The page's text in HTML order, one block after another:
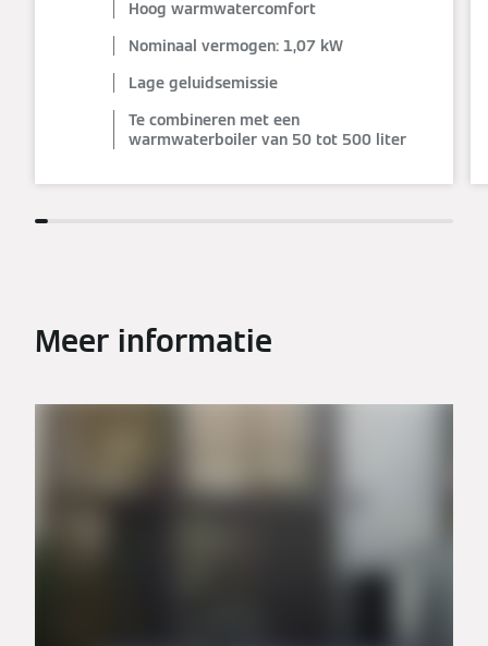
Hoog warmwatercomfort
Nominaal vermogen: 1,07 kW
Lage geluidsemissie
Te combineren met een
warmwaterboiler van 50 tot 500 liter
Meer informatie